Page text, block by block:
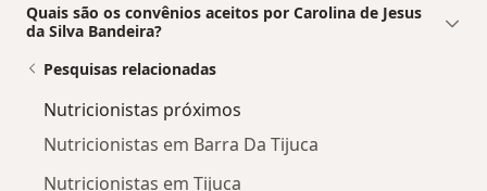
Quais são os convênios aceitos por Carolina de Jesus
da Silva Bandeira?
Pesquisas relacionadas
Nutricionistas próximos
Nutricionistas em Barra Da Tijuca
Nutricionistas em Tijuca